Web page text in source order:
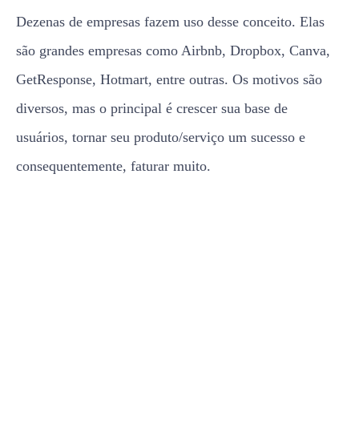
Dezenas de empresas fazem uso desse conceito. Elas
são grandes empresas como Airbnb, Dropbox, Canva,
GetResponse, Hotmart, entre outras. Os motivos são
diversos, mas o principal é crescer sua base de
usuários, tornar seu produto/serviço um sucesso e
consequentemente, faturar muito.